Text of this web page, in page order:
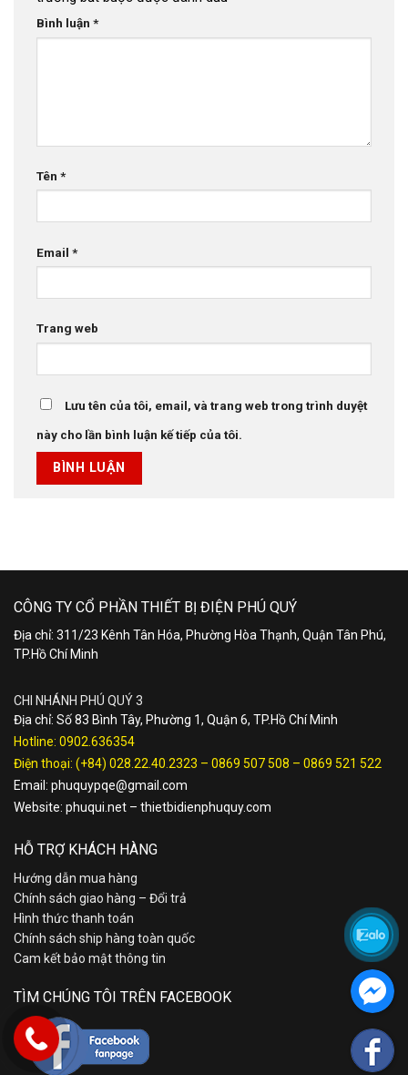
Bình luận *
Tên *
Email *
Trang web
Lưu tên của tôi, email, và trang web trong trình duyệt
này cho lần bình luận kế tiếp của tôi.
CÔNG TY CỔ PHẦN THIẾT BỊ ĐIỆN PHÚ QUÝ
Địa chỉ: 311/23 Kênh Tân Hóa, Phường Hòa Thạnh, Quận Tân Phú,
TP.Hồ Chí Minh
CHI NHÁNH PHÚ QUÝ 3
Địa chỉ: Số 83 Bình Tây, Phường 1, Quận 6, TP.Hồ Chí Minh
Hotline: 0902.636354
Điện thoại: (+84) 028.22.40.2323 – 0869 507 508 – 0869 521 522
Email: phuquypqe@gmail.com
Website: phuqui.net – thietbidienphuquy.com
HỖ TRỢ KHÁCH HÀNG
Hướng dẫn mua hàng
Chính sách giao hàng – Đổi trả
Hình thức thanh toán
Chính sách ship hàng toàn quốc
Cam kết bảo mật thông tin
TÌM CHÚNG TÔI TRÊN FACEBOOK